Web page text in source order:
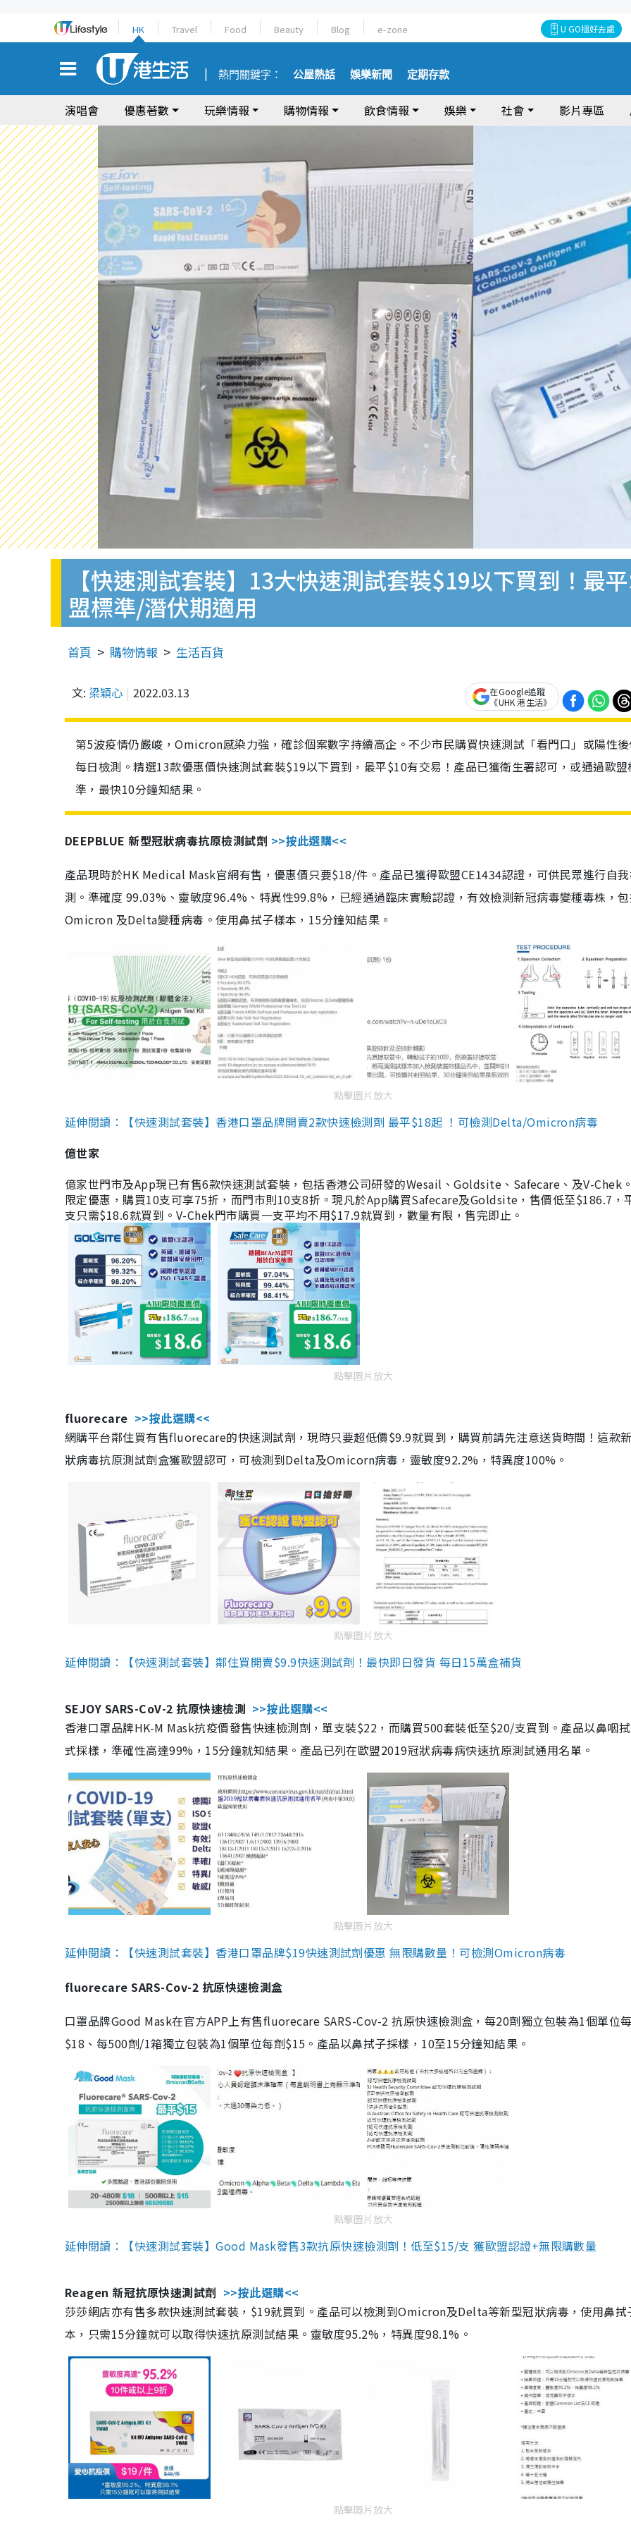
HK Travel Food Beauty Blog e-zone U GO搵好去處
熱門關鍵字： 公屋熱話 娛樂新聞 定期存款
演唱會 優惠著數 玩樂情報 購物情報 飲食情報 娛樂 社會 影片專區
【快速測試套裝】13大快速測試套裝$19以下買到！最
盟標準/潛伏期適用
首頁 購物情報 生活百貨
文: 梁穎心 2022.03.13
在Google追蹤
《UHK 港生活》
第5波疫情仍嚴峻，Omicron感染力強，確診個案數字持續高企。不少市民購買快速測試「看門口」或陽性
每日檢測。精選13款優惠價快速測試套裝$19以下買到，最平$10有交易！產品已獲衛生署認可，或通過歐盟
準，最快10分鐘知結果。
DEEPBLUE 新型冠狀病毒抗原檢測試劑 >>按此選購<<
產品現時於HK Medical Mask官網有售，優惠價只要$18/件。產品已獲得歐盟CE1434認證，可供民眾進行自
測。準確度 99.03%、靈敏度96.4%、特異性99.8%，已經通過臨床實驗認證，有效檢測新冠病毒變種毒株，
Omicron 及Delta變種病毒。使用鼻拭子樣本，15分鐘知結果。
點擊圖片放大
延伸閱讀：【快速測試套裝】香港口罩品牌開賣2款快速檢測劑 最平$18起 ！可檢測Delta/Omicron病毒
億世家
億家世門市及App現已有售6款快速測試套裝，包括香港公司研發的Wesail、Goldsite、Safecare、及V-Chek
限定優惠，購買10支可享75折，而門市則10支8折。現凡於App購買Safecare及Goldsite，售價低至$186.7，
支只需$18.6就買到。V-Chek門市購買一支平均不用$17.9就買到，數量有限，售完即止。
點擊圖片放大
fluorecare >>按此選購<<
網購平台鄰住買有售fluorecare的快速測試劑，現時只要超低價$9.9就買到，購買前請先注意送貨時間！這款
狀病毒抗原測試劑盒獲歐盟認可，可檢測到Delta及Omicorn病毒，靈敏度92.2%，特異度100%。
點擊圖片放大
延伸閱讀：【快速測試套裝】鄰住買開賣$9.9快速測試劑！最快即日發貨 每日15萬盒補貨
SEJOY SARS-CoV-2 抗原快速檢測 >>按此選購<<
香港口罩品牌HK-M Mask抗疫價發售快速檢測劑，單支裝$22，而購買500套裝低至$20/支買到。產品以鼻咽
式採樣，準確性高達99%，15分鐘就知結果。產品已列在歐盟2019冠狀病毒病快速抗原測試通用名單。
點擊圖片放大
延伸閱讀：【快速測試套裝】香港口罩品牌$19快速測試劑優惠 無限購數量！可檢測Omicron病毒
fluorecare SARS-Cov-2 抗原快速檢測盒
口罩品牌Good Mask在官方APP上有售fluorecare SARS-Cov-2 抗原快速檢測盒，每20劑獨立包裝為1個單位
$18、每500劑/1箱獨立包裝為1個單位每劑$15。產品以鼻拭子採樣，10至15分鐘知結果。
點擊圖片放大
延伸閱讀：【快速測試套裝】Good Mask發售3款抗原快速檢測劑！低至$15/支 獲歐盟認證+無限購數量
Reagen 新冠抗原快速測試劑 >>按此選購<<
莎莎網店亦有售多款快速測試套裝，$19就買到。產品可以檢測到Omicron及Delta等新型冠狀病毒，使用鼻拭
本，只需15分鐘就可以取得快速抗原測試結果。靈敏度95.2%，特異度98.1%。
點擊圖片放大